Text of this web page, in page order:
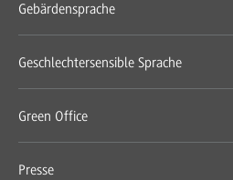
Gebärdensprache
Geschlechtersensible Sprache
Green Office
Presse